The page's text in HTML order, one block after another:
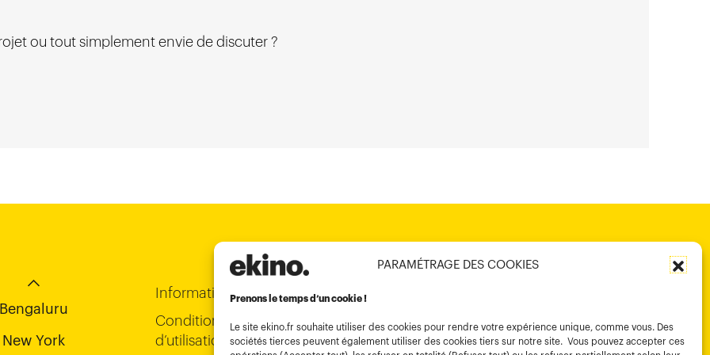
PARAMÉTRAGE DES COOKIES
Prenons le temps d’un cookie !
Le site ekino.fr souhaite utiliser des cookies pour rendre votre expérience unique, comme vous. Des
sociétés tierces peuvent également utiliser des cookies tiers sur notre site. Vous pouvez accepter ces
ou tout simplement envie de discuter ?
Hong Kong
Bengaluru
New York
Informations légales
Conditions générales
d’utilisation